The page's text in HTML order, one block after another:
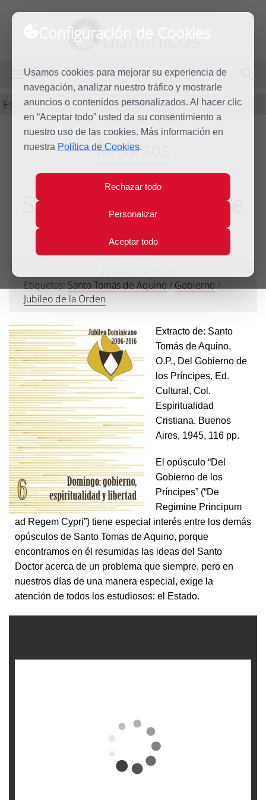
Configuración de Cookies
Usamos cookies para mejorar su experiencia de
navegación, analizar nuestro tráfico y mostrarle
anuncios o contenidos personalizados. Al hacer clic
en “Aceptar todo” usted da su consentimiento a
nuestro uso de las cookies. Más información en
nuestra Política de Cookies.
Rechazar todo
Personalizar
Aceptar todo
dominicos
MENÚ
Estudio
Recursos
Sobre el gobierno de
los príncipes.
Etiquetas: Santo Tomás de Aquino/ Gobierno/
Jubileo de la Orden
Extracto de: Santo
Tomás de Aquino,
O.P., Del Gobierno de
los Príncipes, Ed.
Cultural, Col.
Espiritualidad
Cristiana. Buenos
Aires, 1945, 116 pp.
El opúsculo “Del
Gobierno de los
Príncipes” (“De
Regimine Principum
ad Regem Cypri”) tiene especial interés entre los demás
opúsculos de Santo Tomas de Aquino, porque
encontramos en él resumidas las ideas del Santo
Doctor acerca de un problema que siempre, pero en
nuestros días de una manera especial, exige la
atención de todos los estudiosos: el Estado.